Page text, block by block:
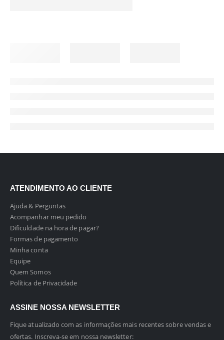
ATENDIMENTO AO CLIENTE
Ajuda & Perguntas
Acompanhar meu pedido
Dificuldade na hora de pagar?
Formas de pagamento
Minha conta
Equipe
Quem Somos
Política de Privacidade
ASSINE NOSSA NEWSLETTER
Fique atualizado com as informações mais recentes sobre vendas e
ofertas. Inscreva-se em nossa newsletter: